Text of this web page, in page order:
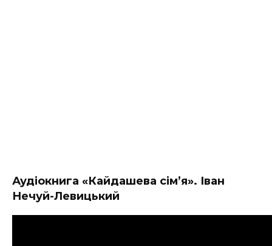
Аудіокнига «Кайдашева сім’я». Іван
Нечуй-Левицький